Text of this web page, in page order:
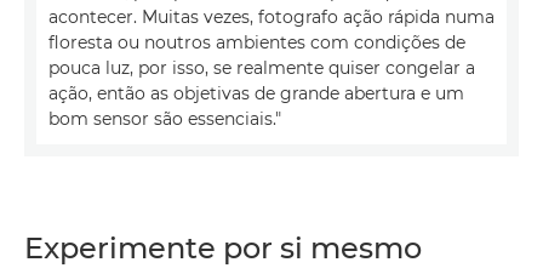
acontecer. Muitas vezes, fotografo ação rápida numa
floresta ou noutros ambientes com condições de
pouca luz, por isso, se realmente quiser congelar a
ação, então as objetivas de grande abertura e um
bom sensor são essenciais."
Experimente por si mesmo